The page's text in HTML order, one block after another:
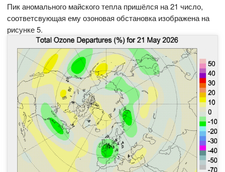
Пик аномального майского тепла пришёлся на 21 число,
соответсвующая ему озоновая обстановка изображена на
рисунке 5.